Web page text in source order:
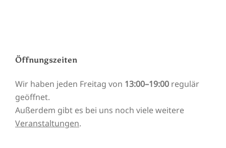
Öffnungszeiten
Wir haben jeden Freitag von 13:00–19:00 regulär
geöffnet.
Außerdem gibt es bei uns noch viele weitere
Veranstaltungen.